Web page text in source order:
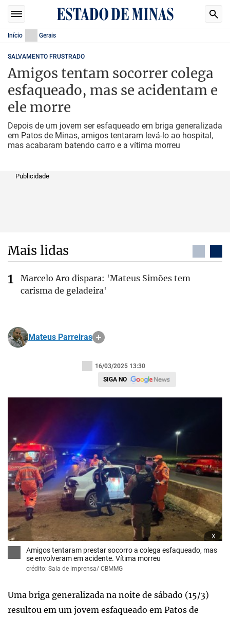
Início Gerais
SALVAMENTO FRUSTRADO
Amigos tentam socorrer colega
esfaqueado, mas se acidentam e
ele morre
Depois de um jovem ser esfaqueado em briga generalizada
em Patos de Minas, amigos tentaram levá-lo ao hospital,
mas acabaram batendo carro e a vítima morreu
Publicidade
Mais lidas
Marcelo Aro dispara: 'Mateus Simões tem
carisma de geladeira'
Mateus Parreiras
16/03/2025 13:30
SIGA NO
x
Amigos tentaram prestar socorro a colega esfaqueado, mas
se envolveram em acidente. Vítima morreu
crédito: Sala de imprensa/ CBMMG
Uma briga generalizada na noite de sábado (15/3)
resultou em um jovem esfaqueado em Patos de